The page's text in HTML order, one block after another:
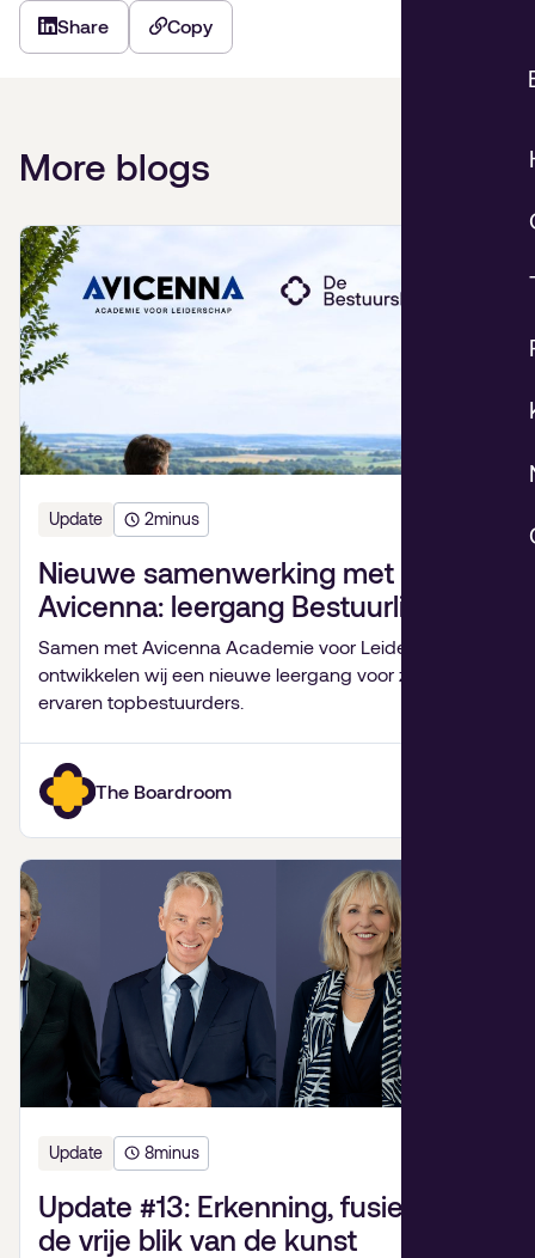
Share Copy
More blogs
Update 2minus
Nieuwe samenwerking met
Avicenna: leergang Bestuurlijk
Leiderschap
Samen met Avicenna Academie voor Leiderschap
ontwikkelen wij een nieuwe leergang voor zeer
ervaren topbestuurders.
The Boardroom
Update 8minus
Update #13: Erkenning, fusiepijn en
de vrije blik van de kunst